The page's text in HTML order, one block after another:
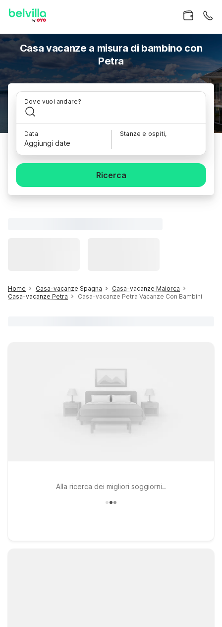
Casa vacanze a misura di bambino con
Petra
Dove vuoi andare?
Data
Aggiungi date
Stanze e ospiti,
Ricerca
Home Casa-vacanze Spagna
Casa-vacanze Maiorca
Casa-vacanze Petra
Casa-vacanze Petra Vacanze Con Bambini
Alla ricerca dei migliori soggiorni..